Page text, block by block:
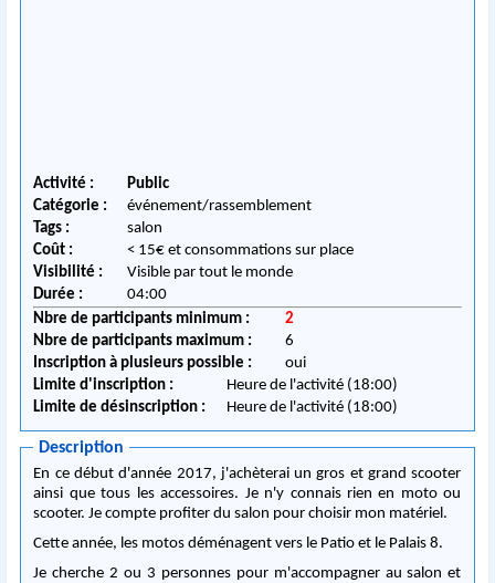
Activité :
Public
Catégorie :
événement/rassemblement
Tags :
salon
Coût :
< 15€ et consommations sur place
Visibilité :
Visible par tout le monde
Durée :
04:00
Nbre de participants minimum :
2
Nbre de participants maximum :
6
Inscription à plusieurs possible :
oui
Limite d'inscription :
Heure de l'activité (18:00)
Limite de désinscription :
Heure de l'activité (18:00)
Description
En ce début d'année 2017, j'achèterai un gros et grand scooter
ainsi que tous les accessoires. Je n'y connais rien en moto ou
scooter. Je compte profiter du salon pour choisir mon matériel.
Cette année, les motos déménagent vers le Patio et le Palais 8.
Je cherche 2 ou 3 personnes pour m'accompagner au salon et